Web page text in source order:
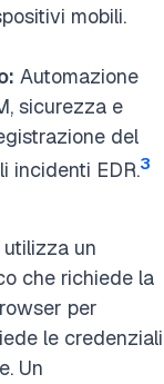
mobili.
Automazione
sicurezza e
del
incidenti EDR.3
un
che richiede la
per
le credenziali
Un